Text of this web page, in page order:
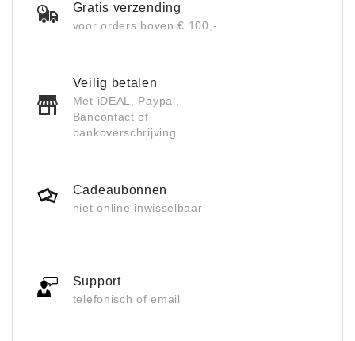
Gratis verzending
voor orders boven € 100,-
Veilig betalen
Met iDEAL, Paypal,
Bancontact of
bankoverschrijving
Cadeaubonnen
niet online inwisselbaar
Support
telefonisch of email